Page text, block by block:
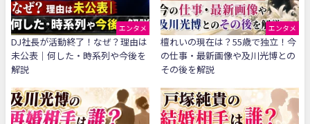
エンタメ
DJ社長が活動終了！なぜ？理由は
未公表｜何した・時系列や今後を
解説
エンタメ
檀れいの現在は？55歳で独立！今
の仕事・最新画像や及川光博との
その後を解説